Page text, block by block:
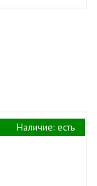
Наличие: есть